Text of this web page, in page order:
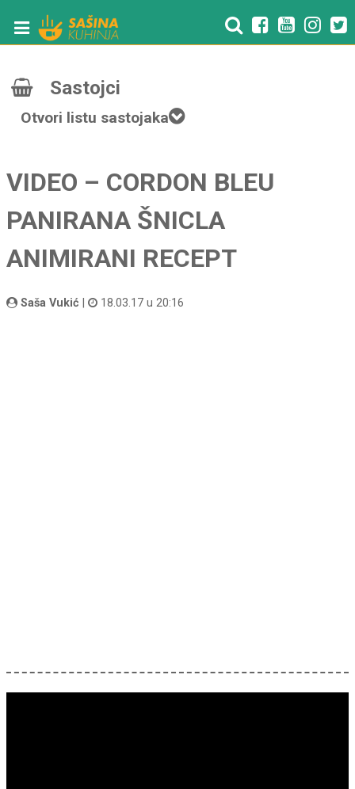
Sastojci
Otvori listu sastojaka
VIDEO – CORDON BLEU
PANIRANA ŠNICLA
ANIMIRANI RECEPT
Saša Vukić 18.03.17 u 20:16